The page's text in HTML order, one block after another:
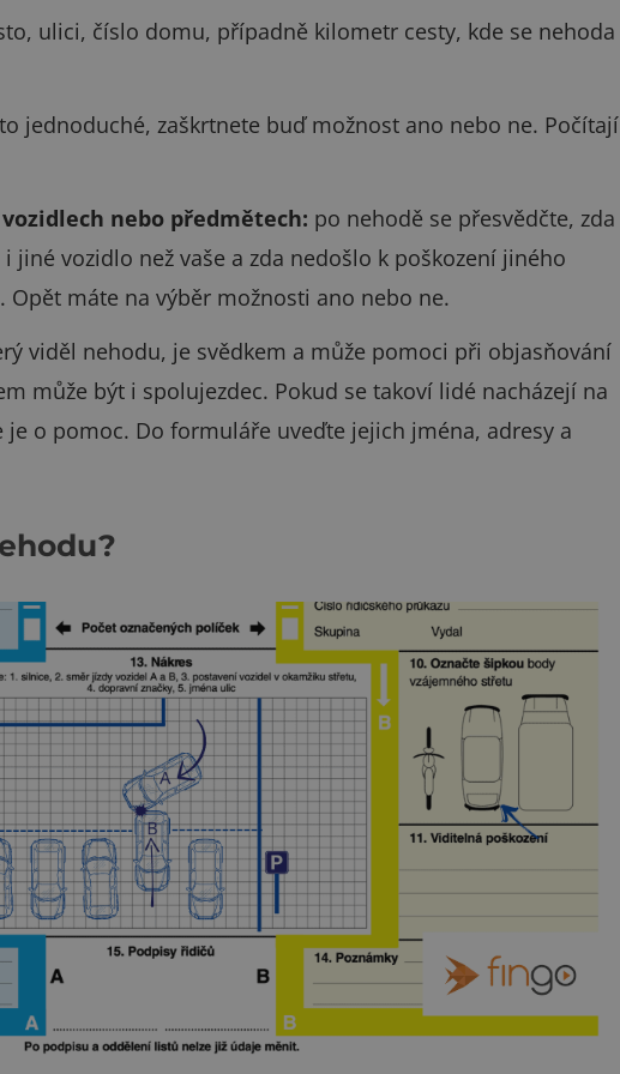
ulici, číslo domu, případně kilometr cesty, kde se nehoda
jednoduché, zaškrtnete buď možnost ano nebo ne. Počítají
vozidlech nebo předmětech: po nehodě se přesvědčte, zda
i jiné vozidlo než vaše a zda nedošlo k poškození jiného
Opět máte na výběr možnosti ano nebo ne.
viděl nehodu, je svědkem a může pomoci při objasňování
může být i spolujezdec. Pokud se takoví lidé nacházejí na
je o pomoc. Do formuláře uveďte jejich jména, adresy a